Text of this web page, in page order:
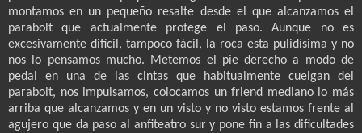
montamos en un pequeño resalte desde el que alcanzamos el
parabolt que actualmente protege el paso. Aunque no es
excesivamente difícil, tampoco fácil, la roca esta pulidísima y no
nos lo pensamos mucho. Metemos el pie derecho a modo de
pedal en una de las cintas que habitualmente cuelgan del
parabolt, nos impulsamos, colocamos un friend mediano lo más
arriba que alcanzamos y en un visto y no visto estamos frente al
agujero que da paso al anfiteatro sur y pone fin a las dificultades